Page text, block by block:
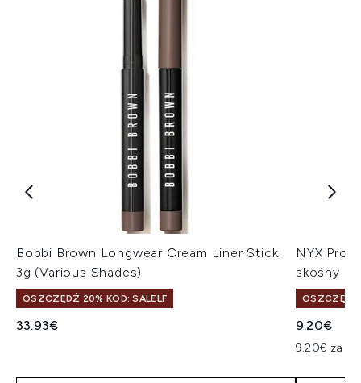
Bobbi Brown Longwear Cream Liner Stick
3g (Various Shades)
OSZCZĘDŹ 20% KOD: SALELF
33.93€
NYX
skośny
OSZCZĘDŹ
9.20€
9.20€ za